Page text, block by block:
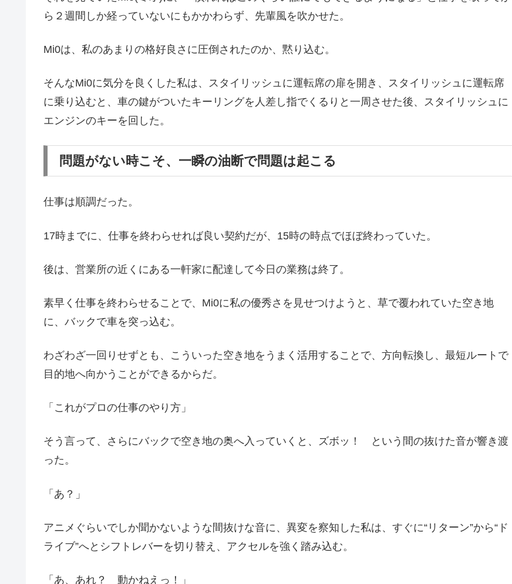
ら２週間しか経っていないにもかかわらず、先輩風を吹かせた。
Mi0は、私のあまりの格好良さに圧倒されたのか、黙り込む。
そんなMi0に気分を良くした私は、スタイリッシュに運転席の扉を開き、スタイリッシュに運転席
に乗り込むと、車の鍵がついたキーリングを人差し指でくるりと一周させた後、スタイリッシュに
エンジンのキーを回した。
問題がない時こそ、一瞬の油断で問題は起こる
仕事は順調だった。
17時までに、仕事を終わらせれば良い契約だが、15時の時点でほぼ終わっていた。
後は、営業所の近くにある一軒家に配達して今日の業務は終了。
素早く仕事を終わらせることで、Mi0に私の優秀さを見せつけようと、草で覆われていた空き地
に、バックで車を突っ込む。
わざわざ一回りせずとも、こういった空き地をうまく活用することで、方向転換し、最短ルートで
目的地へ向かうことができるからだ。
「これがプロの仕事のやり方」
そう言って、さらにバックで空き地の奥へ入っていくと、ズボッ！ という間の抜けた音が響き渡
った。
「あ？」
アニメぐらいでしか聞かないような間抜けな音に、異変を察知した私は、すぐに“リターン”から“ド
ライブ”へとシフトレバーを切り替え、アクセルを強く踏み込む。
「あ、あれ？ 動かねえっ！」